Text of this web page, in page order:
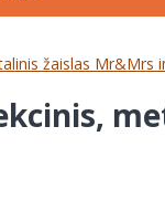
žaislas Mr&Mrs